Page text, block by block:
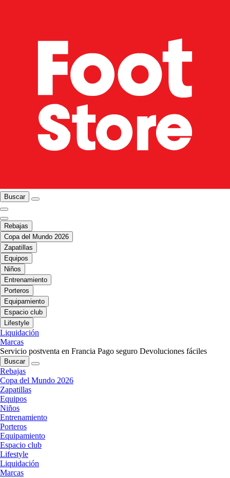
Buscar
Rebajas
Copa del Mundo 2026
Zapatillas
Equipos
Niños
Entrenamiento
Porteros
Equipamiento
Espacio club
Lifestyle
Liquidación
Marcas
Servicio postventa en Francia Pago seguro Devoluciones fáciles
Buscar
Rebajas
Copa del Mundo 2026
Zapatillas
Equipos
Niños
Entrenamiento
Porteros
Equipamiento
Espacio club
Lifestyle
Liquidación
Marcas